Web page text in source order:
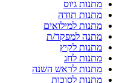
מתנות גיוס
מתנות תודה
מתנות למילואים
מתנה למפקד/ת
מתנות לקיץ
מתנות לחג
מתנות לראש השנה
מתנות לסוכות